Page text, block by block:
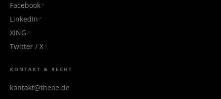
Facebook
LinkedIn
XING
Twitter / X
KONTAKT & RECHT
kontakt@theae.de